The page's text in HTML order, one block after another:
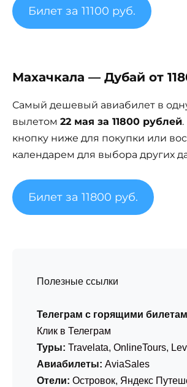
Билет за 11100 руб.
Махачкала — Дубай от
Самый дешевый авиабилет в
вылетом 22 мая за 11800 рублей
кнопку ниже для покупки или
календарем для выбора других
Билет за 11800 руб.
Полезные ссылки
Телеграм с горящими
Клик в Телеграм
Туры: Travelata, OnlineTours,
Авиабилеты: AviaSales
Отели: Островок, Яндекс